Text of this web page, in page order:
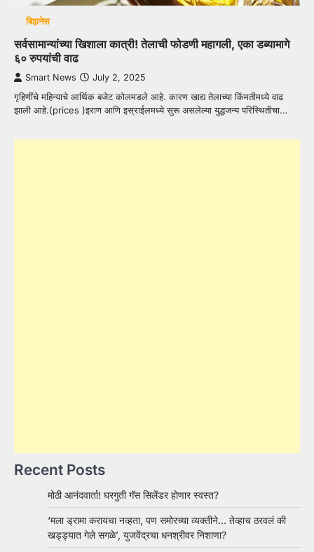
बिझनेस
सर्वसामान्यांच्या खिशाला कात्री! तेलाची फोडणी महागली, एका डब्यामागे
६० रुपयांची वाढ
Smart News July 2, 2025
गृहिणींचे महिन्याचे आर्थिक बजेट कोलमडले आहे. कारण खाद्य तेलाच्या किंमतीमध्ये वाढ
झाली आहे.(prices )इराण आणि इस्राईलमध्ये सुरू असलेल्या युद्धजन्य परिस्थितीचा…
Recent Posts
मोठी आनंदवार्ता! घरगुती गॅस सिलेंडर होणार स्वस्त?
‘मला ड्रामा करायचा नव्हता, पण समोरच्या व्यक्तीने… तेव्हाच ठरवलं की
खड्ड्यात गेले सगळे’, युजवेंद्रचा धनश्रीवर निशाणा?